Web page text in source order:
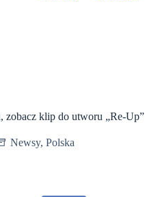
zobacz klip do utworu „Re-Up”
Newsy, Polska